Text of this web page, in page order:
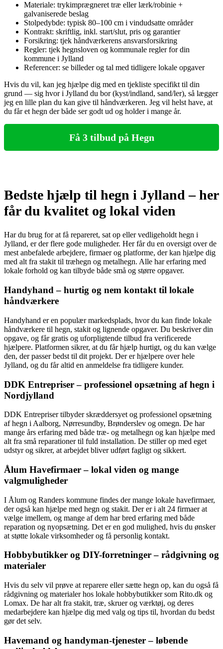
Materiale: trykimprægneret træ eller lærk/robinie +
galvaniserede beslag
Stolpedybde: typisk 80–100 cm i vindudsatte områder
Kontrakt: skriftlig, inkl. start/slut, pris og garantier
Forsikring: tjek håndværkerens ansvarsforsikring
Regler: tjek hegnsloven og kommunale regler for din
kommune i Jylland
Referencer: se billeder og tal med tidligere lokale opgaver
Hvis du vil, kan jeg hjælpe dig med en tjekliste specifikt til din
grund — sig hvor i Jylland du bor (kyst/indland, sand/ler), så lægger
jeg en lille plan du kan give til håndværkeren. Jeg vil helst have, at
du får et hegn der både ser godt ud og holder i mange år.
Få 3 tilbud på Hegn
Bedste hjælp til hegn i Jylland – her
får du kvalitet og lokal viden
Har du brug for at få repareret, sat op eller vedligeholdt hegn i
Jylland, er der flere gode muligheder. Her får du en oversigt over de
mest anbefalede arbejdere, firmaer og platforme, der kan hjælpe dig
med alt fra stakit til træhegn og metalhegn. Alle har erfaring med
lokale forhold og kan tilbyde både små og større opgaver.
Handyhand – hurtig og nem kontakt til lokale
håndværkere
Handyhand er en populær markedsplads, hvor du kan finde lokale
håndværkere til hegn, stakit og lignende opgaver. Du beskriver din
opgave, og får gratis og uforpligtende tilbud fra verificerede
hjælpere. Platformen sikrer, at du får hjælp hurtigt, og du kan vælge
den, der passer bedst til dit projekt. Der er hjælpere over hele
Jylland, og du får altid en anmeldelse fra tidligere kunder.
DDK Entrepriser – professionel opsætning af hegn i
Nordjylland
DDK Entrepriser tilbyder skræddersyet og professionel opsætning
af hegn i Aalborg, Nørresundby, Brønderslev og omegn. De har
mange års erfaring med både træ- og metalhegn og kan hjælpe med
alt fra små reparationer til fuld installation. De stiller op med eget
udstyr og sikrer, at arbejdet bliver udført fagligt og sikkert.
Ålum Havefirmaer – lokal viden og mange
valgmuligheder
I Ålum og Randers kommune findes der mange lokale havefirmaer,
der også kan hjælpe med hegn og stakit. Der er i alt 24 firmaer at
vælge imellem, og mange af dem har bred erfaring med både
reparation og nyopsætning. Det er en god mulighed, hvis du ønsker
at støtte lokale virksomheder og få personlig kontakt.
Hobbybutikker og DIY-forretninger – rådgivning og
materialer
Hvis du selv vil prøve at reparere eller sætte hegn op, kan du også få
rådgivning og materialer hos lokale hobbybutikker som Rito.dk og
Lomax. De har alt fra stakit, træ, skruer og værktøj, og deres
medarbejdere kan hjælpe dig med valg og tips til, hvordan du bedst
gør det selv.
Havemand og handyman-tjenester – løbende